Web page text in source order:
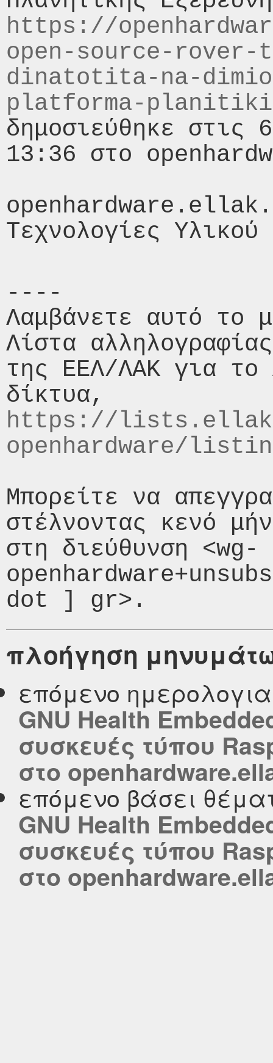
https://
open-source-
dinatotita-na-
platforma-
δημοσιεύθηκε στις
13:36 στο
----
Λαμβάνετε αυτό το
Λίστα
της ΕΕΛ/ΛΑΚ για το
https://
openhardware/
Μπορείτε να
στέλνοντας κενό
στη διεύθυνση <wg-
πλοήγηση
επόμενο
GNU Health
συσκευές τύπου
στο
επόμενο βάσει
GNU Health
συσκευές τύπου
στο